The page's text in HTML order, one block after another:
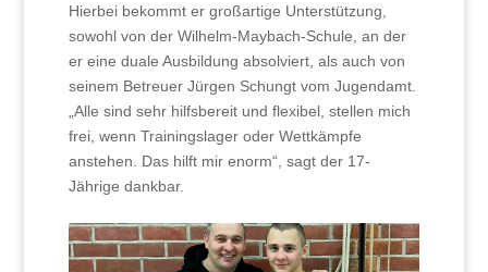
Hierbei bekommt er großartige Unterstützung,
sowohl von der Wilhelm-Maybach-Schule, an der
er eine duale Ausbildung absolviert, als auch von
seinem Betreuer Jürgen Schungt vom Jugendamt.
„Alle sind sehr hilfsbereit und flexibel, stellen mich
frei, wenn Trainingslager oder Wettkämpfe
anstehen. Das hilft mir enorm“, sagt der 17-
Jährige dankbar.